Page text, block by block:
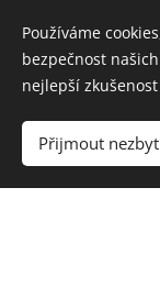
Používáme
bezpečnost
nejlepší
Přijmout